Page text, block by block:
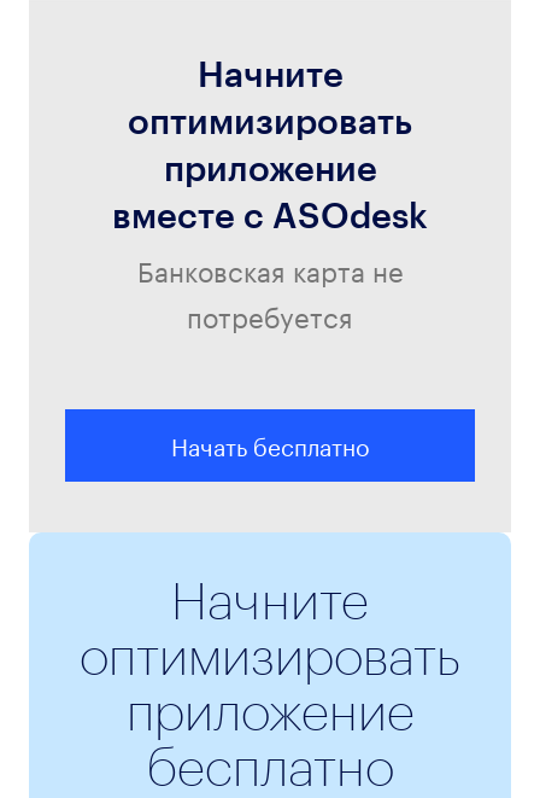
Начните
оптимизировать
приложение
вместе с ASOdesk
Банковская карта не
потребуется
Начать бесплатно
Начните
оптимизировать
приложение
бесплатно